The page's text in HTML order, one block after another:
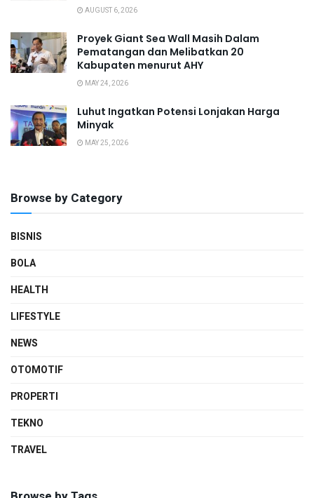
AUGUST 6, 2026
Proyek Giant Sea Wall Masih Dalam
Pematangan dan Melibatkan 20
Kabupaten menurut AHY
MAY 24, 2026
Luhut Ingatkan Potensi Lonjakan Harga
Minyak
MAY 25, 2026
Browse by Category
BISNIS
BOLA
HEALTH
LIFESTYLE
NEWS
OTOMOTIF
PROPERTI
TEKNO
TRAVEL